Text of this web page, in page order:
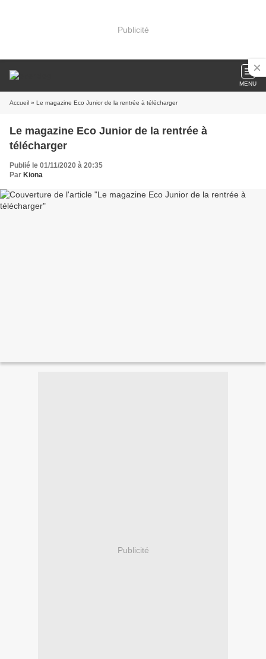
Publicité
MENU
Accueil » Le magazine Eco Junior de la rentrée à télécharger
Le magazine Eco Junior de la rentrée à
télécharger
Publié le 01/11/2020 à 20:35
Par Kiona
Publicité